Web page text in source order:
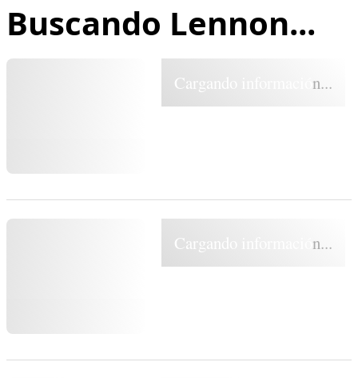
Buscando Lennon...
Cargando información...
Cargando información...